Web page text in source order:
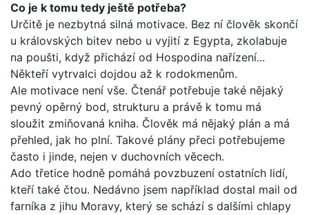
Co je k tomu tedy ještě potřeba?
Určitě je nezbytná silná motivace. Bez ní člověk skončí
u krá­lovských bitev nebo u vyjití z Egypta, zkolabuje
na poušti, když přichází od Hospodina nařízení...
Někteří vytrvalci dojdou až k rodokmenům.
Ale motivace není vše. Čtenář potřebuje také nějaký
pevný opěrný bod, strukturu a právě k tomu má
sloužit zmiňovaná kniha. Člověk má nějaký plán a má
přehled, jak ho plní. Tako­vé plány přeci potřebujeme
často i jinde, nejen v duchovních věcech.
Ado třetice hodně pomáhá povzbuzení ostatních lidí,
kte­ří také čtou. Nedávno jsem například dostal mail od
farníka z jihu Moravy, který se schází s dalšími chlapy